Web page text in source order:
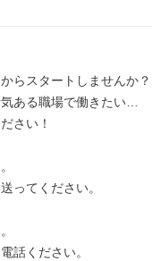
らスタートしませんか？
ある職場で働きたい…
さい！
ってください。
話ください。